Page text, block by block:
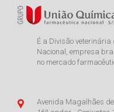
É a Divisão
Nacional, empresa
no mercado
Avenida Magalhães